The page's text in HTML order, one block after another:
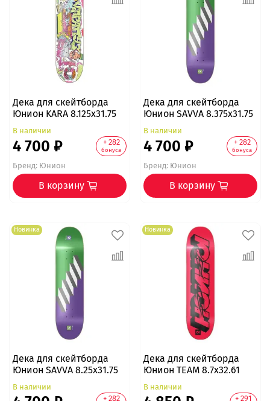
Дека для скейтборда
Юнион KARA 8.125x31.75
В наличии
4 700 ₽ + 282
бонуса
Бренд:Юнион
В корзину
Дека для скейтборда
Юнион SAVVA 8.375x31.75
В наличии
4 700 ₽ + 282
бонуса
Бренд:Юнион
В корзину
Новинка
Дека для скейтборда
Юнион SAVVA 8.25x31.75
В наличии
+ 282
Новинка
Дека для скейтборда
Юнион TEAM 8.7x32.61
В наличии
+ 291